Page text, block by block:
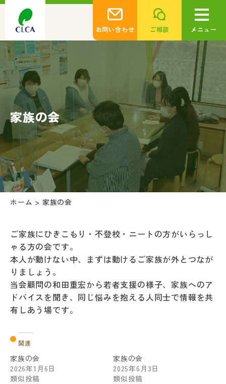
お問い合わせ ご相談 メニュー
家族の会
ホーム > 家族の会
ご家族にひきこもり・不登校・ニートの方がいらっし
ゃる方の会です。
本人が動けない中、まずは動けるご家族が外とつなが
りましょう。
当会顧問の和田重宏から若者支援の様子、家族へのア
ドバイスを聞き、同じ悩みを抱える人同士で情報を共
有しあう場です。
関連
家族の会
2026年1月6日
類似投稿
家族の会
2025年6月3日
類似投稿